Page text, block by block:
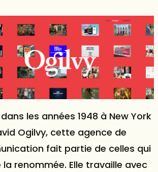
les années 1948 à New York
Ogilvy, cette agence de
fait partie de celles qui
renommée. Elle travaille avec